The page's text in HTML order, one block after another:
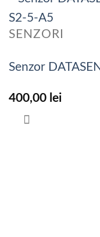
SENZORI
Senzor
400,00 lei